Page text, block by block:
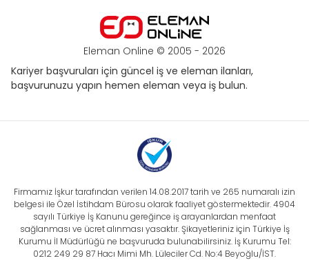
Eleman Online © 2005 - 2026
Kariyer başvuruları için güncel iş ve eleman ilanları,
başvurunuzu yapın hemen eleman veya iş bulun.
Firmamız İşkur tarafından verilen 14.08.2017 tarih ve 265 numaralı izin
belgesi ile Özel İstihdam Bürosu olarak faaliyet göstermektedir. 4904
sayılı Türkiye İş Kanunu gereğince iş arayanlardan menfaat
sağlanması ve ücret alınması yasaktır. Şikayetleriniz için Türkiye İş
Kurumu İl Müdürlüğü ne başvuruda bulunabilirsiniz. İş Kurumu Tel:
0212 249 29 87 Hacı Mimi Mh. Lüleciler Cd. No:4 Beyoğlu/İST.